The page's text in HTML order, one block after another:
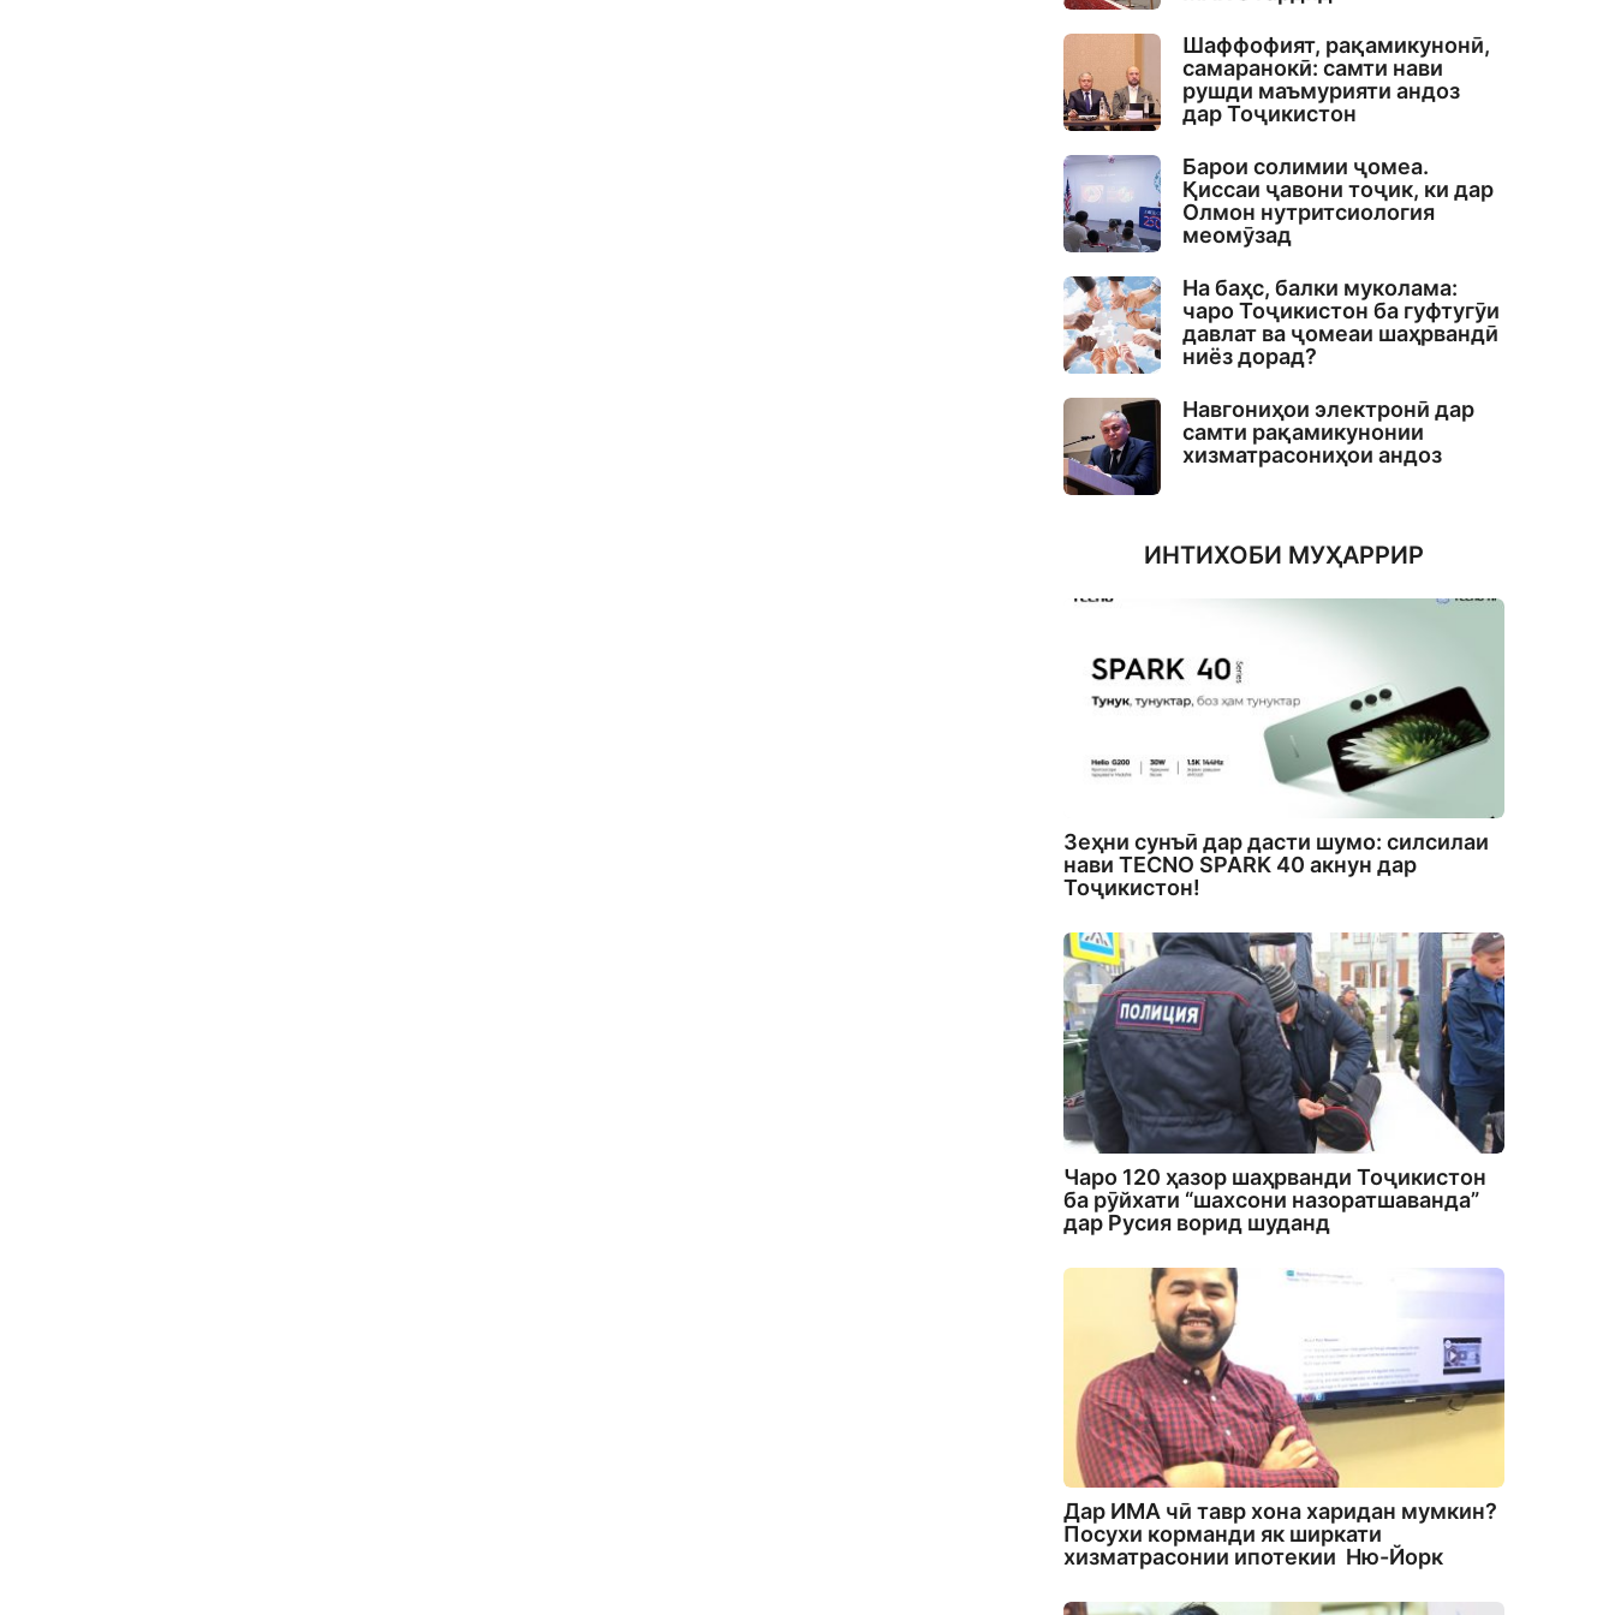
Шаффофият, рақамикунонӣ,
самаранокӣ: самти нави
рушди маъмурияти андоз
дар Тоҷикистон
Барои солимии ҷомеа.
Қиссаи ҷавони тоҷик, ки дар
Олмон нутритсиология
меомӯзад
На баҳс, балки муколама:
чаро Тоҷикистон ба гуфтугӯи
давлат ва ҷомеаи шаҳрвандӣ
ниёз дорад?
Навгониҳои электронӣ дар
самти рақамикунонии
хизматрасониҳои андоз
ИНТИХОБИ МУҲАРРИР
Зеҳни сунъӣ дар дасти шумо: силсилаи
нави TECNO SPARK 40 акнун дар
Тоҷикистон!
Чаро 120 ҳазор шаҳрванди Тоҷикистон
ба рӯйхати “шахсони назоратшаванда”
дар Русия ворид шуданд
Дар ИМА чӣ тавр хона харидан мумкин?
Посухи корманди як ширкати
хизматрасонии ипотекии Ню-Йорк